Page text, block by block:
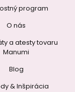
program
O nás
a atesty tovaru
Manumi
Blog
& Inšpirácia